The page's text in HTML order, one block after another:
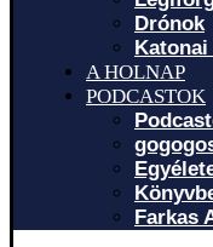
Drónok
A HOLNAP
PODCASTOK
Farkas